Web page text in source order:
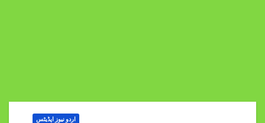
اردو نیوز اپڈیٹس